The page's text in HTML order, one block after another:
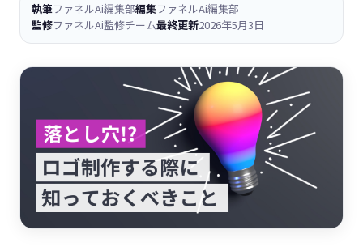
執筆ファネルAi編集部編集ファネルAi編集部
監修ファネルAi監修チーム最終更新2026年5月3日